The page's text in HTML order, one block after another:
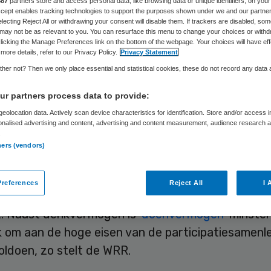
Skipr Redactie 24 april 2017,12:57 18 keer gelezen
heeft vaak een te rooskleurige kijk op de
van burgers op het gebied van
financiën en de arbeidsmarkt. Dat constateert
Raad voor het Regeringsbeleid (WRR)
is nog geen doen. Een realistisch
besteedt de WRR met name aandacht aan
en doen, die het functioneren van veel
Naast denkvermogen is‘doenvermogen’
om aan de hoge eisen van de
zo stelt de WRR.
enables tracking technologies to support the purposes shown under we and our
Reject All or withdrawing your consent will disable them. If trackers are disabled,
not be as relevant to you. You can resurface this menu to change your choices or
the Manage Preferences link on the bottom of the webpage. Your choices will have
details, refer to our Privacy Policy. Privacy Statement
not? Then we only place essential and statistical cookies, these do not record any data
partners process data to provide:
data. Actively scan device characteristics for identification. Store and/or access
advertising and content, advertising and content measurement, audience research
(vendors)
Reject All I